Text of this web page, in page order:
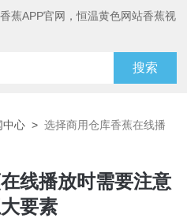
蕉APP官网，恒温黄色网站香蕉视
中心 >选择商用仓库香蕉在线播
线播放时需要注意
要素